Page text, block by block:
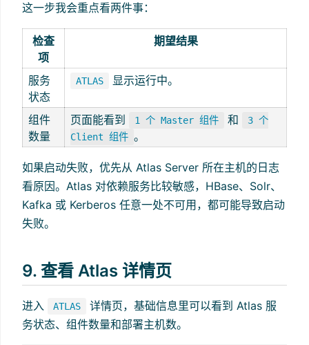
这一步我会重点看两件事：
检查
项
期望结果
服务
状态
ATLAS 显示运行中。
组件
数量
页面能看到 1 个 Master 组件 和
3 个
Client 组件 。
如果启动失败，优先从 Atlas Server 所在主机的日志
看原因。Atlas 对依赖服务比较敏感，HBase、Solr、
Kafka 或 Kerberos 任意一处不可用，都可能导致启动
失败。
9. 查看 Atlas 详情页
进入 ATLAS
详情页，基础信息里可以看到 Atlas 服
务状态、组件数量和部署主机数。